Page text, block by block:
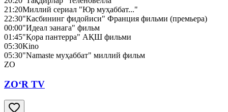
21:20Миллий сериал "Юр муҳаббат..."
22:30"Касбининг фидойиси" Франция фильми (премьера)
00:00"Идеал эанага" фильм
01:45"Қора пантерра" АҚШ фильми
05:30Kino
05:30"Namaste муҳаббат" миллий фильм
ZO
ZO‘R TV